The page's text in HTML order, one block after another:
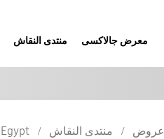
منتدى النقاش معرض جالاكسى
Egypt منتدى النقاش عروض